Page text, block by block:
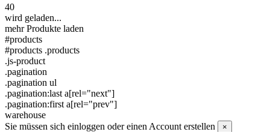
40
wird geladen...
mehr Produkte laden
#products
#products .products
.js-product
.pagination
.pagination ul
.pagination:last a[rel="next"]
.pagination:first a[rel="prev"]
warehouse
Sie müssen sich einloggen oder einen Account erstellen
×